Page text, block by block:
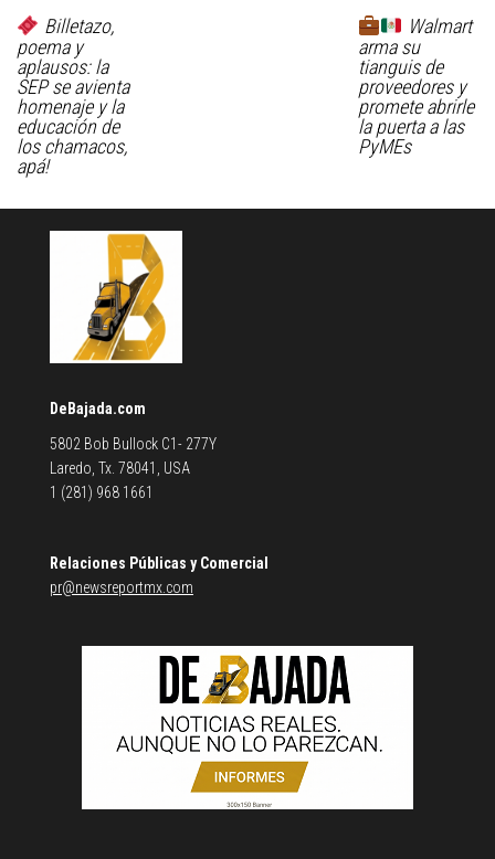
Billetazo,
poema y
aplausos: la
SEP se avienta
homenaje y la
educación de
los chamacos,
apá!
Walmart
arma su
tianguis de
proveedores y
promete abrirle
la puerta a las
PyMEs
DeBajada.com
5802 Bob Bullock C1- 277Y
Laredo, Tx. 78041, USA
1 (281) 968 1661
Relaciones Públicas y Comercial
pr@newsreportmx.com